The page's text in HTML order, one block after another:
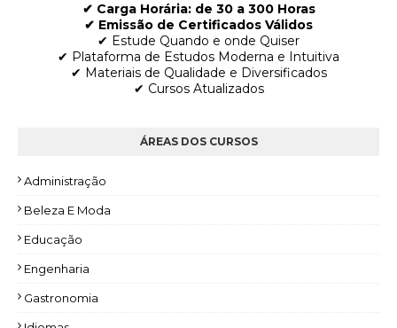
✔ Carga Horária: de 30 a 300 Horas
✔ Emissão de Certificados Válidos
✔ Estude Quando e onde Quiser
✔ Plataforma de Estudos Moderna e Intuitiva
✔ Materiais de Qualidade e Diversificados
✔ Cursos Atualizados
ÁREAS DOS CURSOS
Administração
Beleza E Moda
Educação
Engenharia
Gastronomia